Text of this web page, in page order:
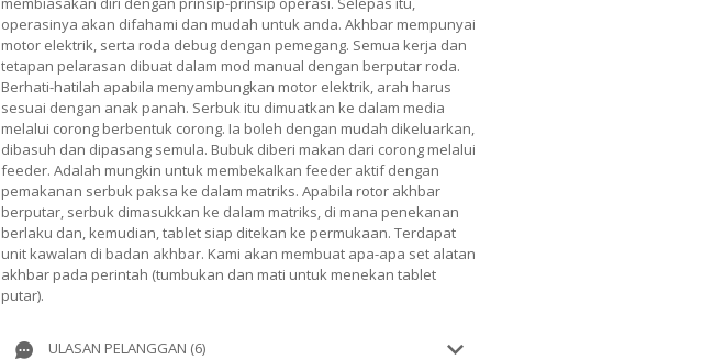
operasinya akan difahami dan mudah untuk anda. Akhbar mempunyai
motor elektrik, serta roda debug dengan pemegang. Semua kerja dan
tetapan pelarasan dibuat dalam mod manual dengan berputar roda.
Berhati-hatilah apabila menyambungkan motor elektrik, arah harus
sesuai dengan anak panah. Serbuk itu dimuatkan ke dalam media
melalui corong berbentuk corong. Ia boleh dengan mudah dikeluarkan,
dibasuh dan dipasang semula. Bubuk diberi makan dari corong melalui
feeder. Adalah mungkin untuk membekalkan feeder aktif dengan
pemakanan serbuk paksa ke dalam matriks. Apabila rotor akhbar
berputar, serbuk dimasukkan ke dalam matriks, di mana penekanan
berlaku dan, kemudian, tablet siap ditekan ke permukaan. Terdapat
unit kawalan di badan akhbar. Kami akan membuat apa-apa set alatan
akhbar pada perintah (tumbukan dan mati untuk menekan tablet
putar).
ULASAN PELANGGAN (6)